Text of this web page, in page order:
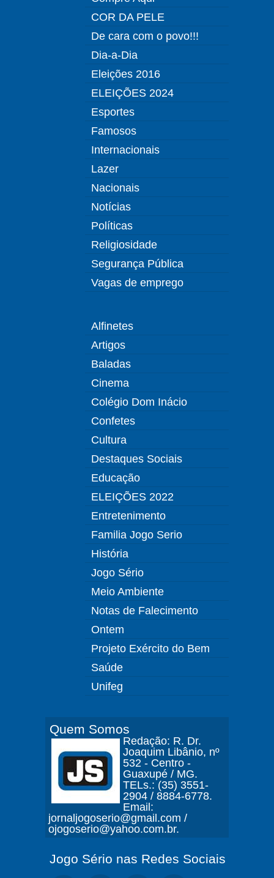
COR DA PELE
De cara com o povo!!!
Dia-a-Dia
Eleições 2016
ELEIÇÕES 2024
Esportes
Famosos
Internacionais
Lazer
Nacionais
Notícias
Políticas
Religiosidade
Segurança Pública
Vagas de emprego
Alfinetes
Artigos
Baladas
Cinema
Colégio Dom Inácio
Confetes
Cultura
Destaques Sociais
Educação
ELEIÇÕES 2022
Entretenimento
Familia Jogo Serio
História
Jogo Sério
Meio Ambiente
Notas de Falecimento
Ontem
Projeto Exército do Bem
Saúde
Unifeg
Quem Somos
Redação: R. Dr.
Joaquim Libânio, nº
532 - Centro -
Guaxupé / MG.
TELs.: (35) 3551-
2904 / 8884-6778.
Email:
jornaljogoserio@gmail.com /
ojogoserio@yahoo.com.br.
Jogo Sério nas Redes Sociais